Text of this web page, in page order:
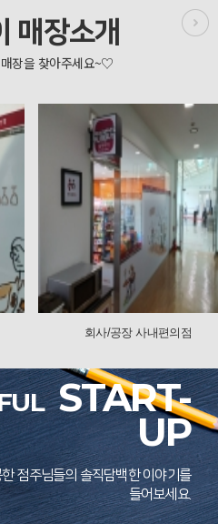
매장소개
회사/공장 사내편의점
START-
UP
점주님들의 솔직담백한 이야기를
들어보세요.